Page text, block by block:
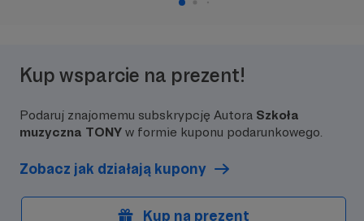
Kup wsparcie na prezent!
Podaruj znajomemu subskrypcję Autora Szkoła
muzyczna TONY w formie kuponu podarunkowego.
Zobacz jak działają kupony
Kup na prezent